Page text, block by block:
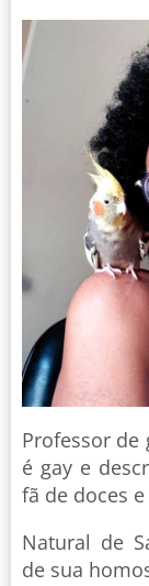
Professor de
é gay e
fã de doces
Natural de
de sua